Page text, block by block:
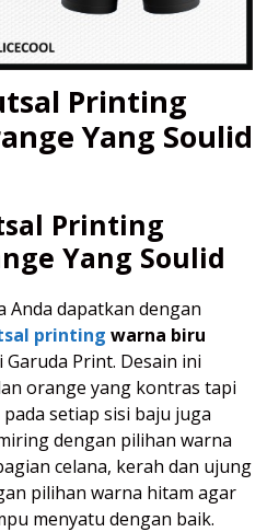
Printing
Yang Soulid
Printing
Yang Soulid
Anda dapatkan dengan
printing warna biru
Print. Desain ini
orange yang kontras tapi
setiap sisi baju juga
dengan pilihan warna
celana, kerah dan ujung
pilihan warna hitam agar
menyatu dengan baik.